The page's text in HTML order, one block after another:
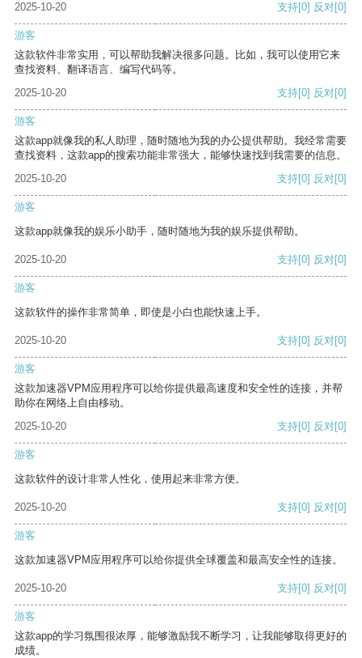
2025-10-20 支持[0] 反对[0]
游客
这款软件非常实用，可以帮助我解决很多问题。比如，我可以使用它来
查找资料、翻译语言、编写代码等。
2025-10-20
支持[0] 反对[0]
游客
这款app就像我的私人助理，随时随地为我的办公提供帮助。我经常需要
查找资料，这款app的搜索功能非常强大，能够快速找到我需要的信息。
2025-10-20
支持[0] 反对[0]
游客
这款app就像我的娱乐小助手，随时随地为我的娱乐提供帮助。
2025-10-20 支持[0] 反对[0]
游客
这款软件的操作非常简单，即使是小白也能快速上手。
2025-10-20 支持[0] 反对[0]
游客
这款加速器VPM应用程序可以给你提供最高速度和安全性的连接，并帮
助你在网络上自由移动。
2025-10-20
支持[0] 反对[0]
游客
这款软件的设计非常人性化，使用起来非常方便。
2025-10-20 支持[0] 反对[0]
游客
这款加速器VPM应用程序可以给你提供全球覆盖和最高安全性的连接。
2025-10-20 支持[0] 反对[0]
游客
这款app的学习氛围很浓厚，能够激励我不断学习，让我能够取得更好的
成绩。